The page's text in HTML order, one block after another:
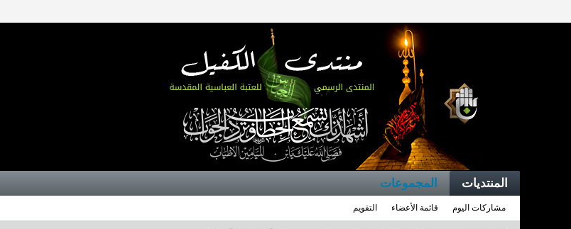
المنتديات المجموعات
مشاركات اليوم قائمة الأعضاء التقويم